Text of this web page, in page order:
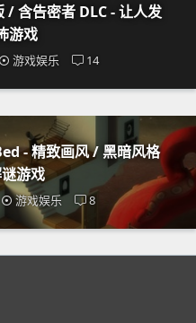
含告密者 DLC - 让人发
游戏
游戏娱乐 14
- 精致画风 / 黑暗风格
游戏
游戏娱乐 8